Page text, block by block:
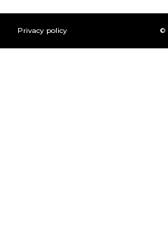
Privacy policy ©